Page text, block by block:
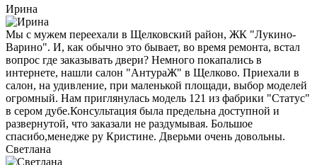
Ирина
Мы с мужем переехали в Щелковский район, ЖК "Лукино-
Варино". И, как обычно это бывает, во время ремонта, встал
вопрос где заказывать двери? Немного покапались в
интернете, нашли салон "АнтураЖ" в Щелково. Приехали в
салон, на удивление, при маленькой площади, выбор моделей
огромный. Нам приглянулась модель 121 из фабрики "Статус"
в сером дубе.Консультация была предельна доступной и
развернутой, что заказали не раздумывая. Большое
спасибо,менедже ру Кристине. Дверьми очень довольны.
Светлана